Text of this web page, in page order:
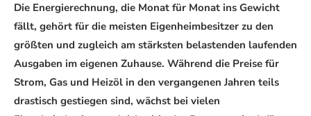
Die Energierechnung, die Monat für Monat ins Gewicht
fällt, gehört für die meisten Eigenheimbesitzer zu den
größten und zugleich am stärksten belastenden laufenden
Ausgaben im eigenen Zuhause. Während die Preise für
Strom, Gas und Heizöl in den vergangenen Jahren teils
drastisch gestiegen sind, wächst bei vielen